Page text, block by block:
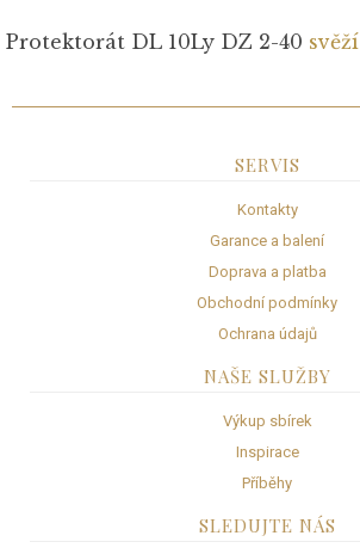
Protektorát DL 10Ly DZ 2-40 svěží
SERVIS
Kontakty
Garance a balení
Doprava a platba
Obchodní podmínky
Ochrana údajů
NAŠE SLUŽBY
Výkup sbírek
Inspirace
Příběhy
SLEDUJTE NÁS